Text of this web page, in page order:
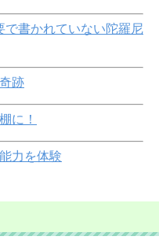
書かれていない陀羅尼
跡
に！
力を体験